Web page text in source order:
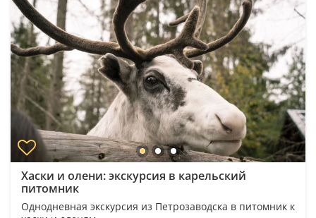
Хаски и олени: экскурсия в карельский
питомник
Однодневная экскурсия из Петрозаводска в питомник к